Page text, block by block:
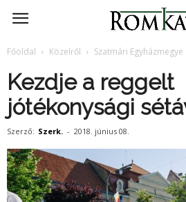
RomKat.ro
Főoldal Közelről Szatmári Egyházmegye
Kezdje a reggelt
jótékonysági
Szerző: Szerk. - 2018. június 08.